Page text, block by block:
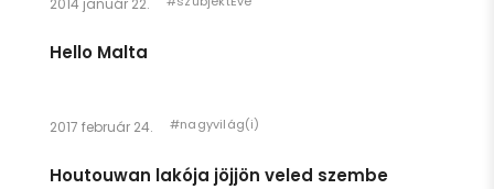
Hello Malta
2017 február 24. #nagyvilág(i)
Houtouwan lakója jöjjön veled szembe